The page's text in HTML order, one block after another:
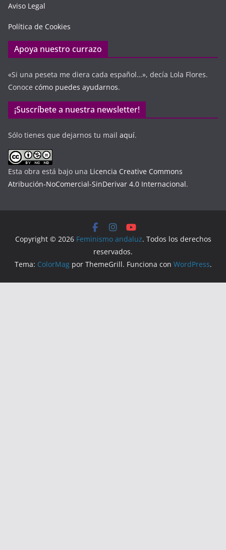
Aviso Legal
Política de Cookies
Apoya nuestro currazo
«Si una peseta me diera cada español…», decía Lola Flores.
Conoce cómo puedes ayudarnos.
¡Suscríbete a nuestra newsletter!
Sólo tienes que dejarnos tu mail aquí.
Esta obra está bajo una Licencia Creative Commons
Atribución-NoComercial-SinDerivar 4.0 Internacional.
Copyright © 2026 Feminismo andaluz. Todos los derechos
reservados.
Tema: ColorMagpor ThemeGrill. Funciona con WordPress.